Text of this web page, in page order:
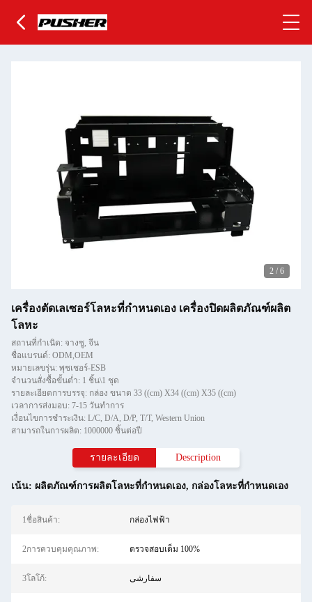
2 / 6
เครื่องตัดเลเซอร์โลหะที่กําหนดเอง เครื่องปิดผลิตภัณฑ์ผลิต
โลหะ
สถานที่กำเนิด: จางซู, จีน
ชื่อแบรนด์: ODM,OEM
หมายเลขรุ่น: พุชเชอร์-ESB
จำนวนสั่งซื้อขั้นต่ำ: 1 ชิ้น\1 ชุด
รายละเอียดการบรรจุ: กล่อง ขนาด 33 ((cm) X34 ((cm) X35 ((cm)
เวลาการส่งมอบ: 7-15 วันทําการ
เงื่อนไขการชำระเงิน: L/C, D/A, D/P, T/T, Western Union
สามารถในการผลิต: 1000000 ชิ้นต่อปี
รายละเอียด Description
เน้น: ผลิตภัณฑ์การผลิตโลหะที่กําหนดเอง, กล่องโลหะที่กําหนดเอง
1ชื่อสินค้า: กล่องไฟฟ้า
2การควบคุมคุณภาพ: ตรวจสอบเต็ม 100%
3โลโก้: سفارشی